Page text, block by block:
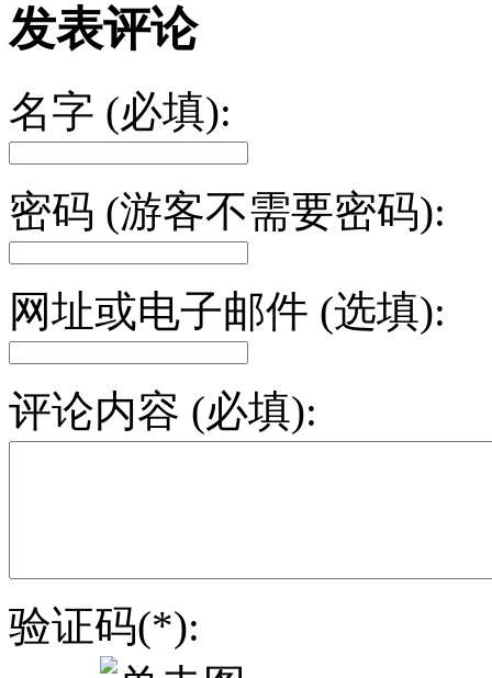
发表评论
名字 (必填):
密码 (游客不需要密码):
网址或电子邮件 (选填):
评论内容 (必填):
验证码(*):